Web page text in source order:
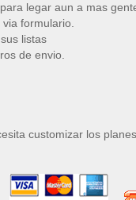
legar aun a mas
formulario.
listas
de envio.
customizar los